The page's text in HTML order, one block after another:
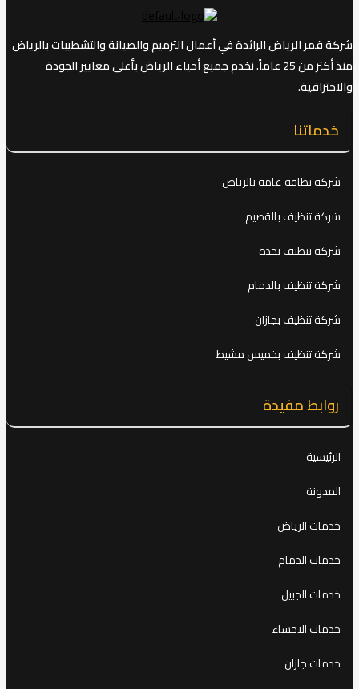
شركة قمر الرياض الرائدة في أعمال الترميم والصيانة والتشطيبات بالرياض
منذ أكثر من 25 عاماً. نخدم جميع أحياء الرياض بأعلى معايير الجودة
والاحترافية.
خدماتنا
شركة نظافة عامة بالرياض
شركة تنظيف بالقصيم
شركة تنظيف بجدة
شركة تنظيف بالدمام
شركة تنظيف بجازان
شركة تنظيف بخميس مشيط
روابط مفيدة
الرئيسية
المدونة
خدمات الرياض
خدمات الدمام
خدمات الجبيل
خدمات الاحساء
خدمات جازان